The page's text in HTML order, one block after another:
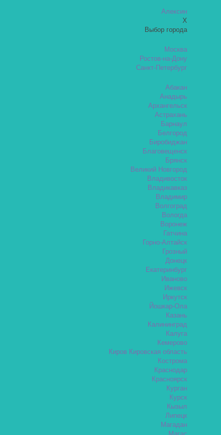
Алексин
X
Выбор города
Москва
Ростов-на-Дону
Санкт-Петербург
Абакан
Анадырь
Архангельск
Астрахань
Барнаул
Белгород
Биробиджан
Благовещенск
Брянск
Великий Новгород
Владивосток
Владикавказ
Владимир
Волгоград
Вологда
Воронеж
Гатчина
Горно-Алтайск
Грозный
Донецк
Екатеринбург
Иваново
Ижевск
Иркутск
Йошкар-Ола
Казань
Калининград
Калуга
Кемерово
Киров Кировская область
Кострома
Краснодар
Красноярск
Курган
Курск
Кызыл
Липецк
Магадан